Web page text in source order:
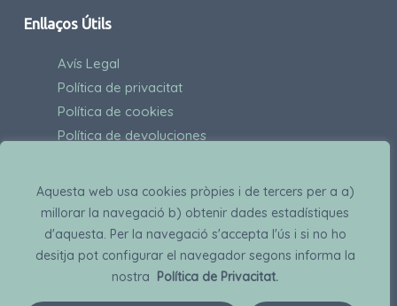
Aquesta web usa cookies pròpies i de tercers per a a)
millorar la navegació b) obtenir dades estadístiques
d'aquesta. Per la navegació s'accepta l'ús i si no ho
desitja pot configurar el navegador segons informa la
nostra Política de Privacitat.
Enllaços Útils
Avís Legal
Política de privacitat
Política de cookies
Política de devoluciones